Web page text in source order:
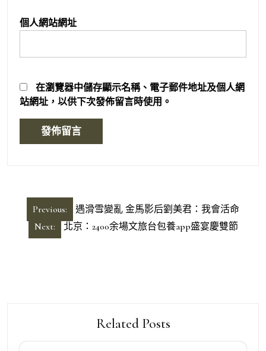
個人網站網址
在瀏覽器中儲存顯示名稱、電子郵件地址及個人網
站網址，以供下次發佈留言時使用。
Previous:
遇滑雪變亂 金馬影后劉美君：我會活命
Next:
北京：2400余場文旅台包養app盛宴慶雙節
Related Posts